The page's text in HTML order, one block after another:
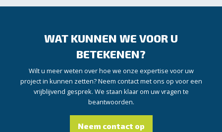
WAT KUNNEN WE VOOR U
BETEKENEN?
Wilt u meer weten over hoe we onze expertise voor uw
project in kunnen zetten? Neem contact met ons op voor een
vrijblijvend gesprek. We staan klaar om uw vragen te
beantwoorden.
Neem contact op